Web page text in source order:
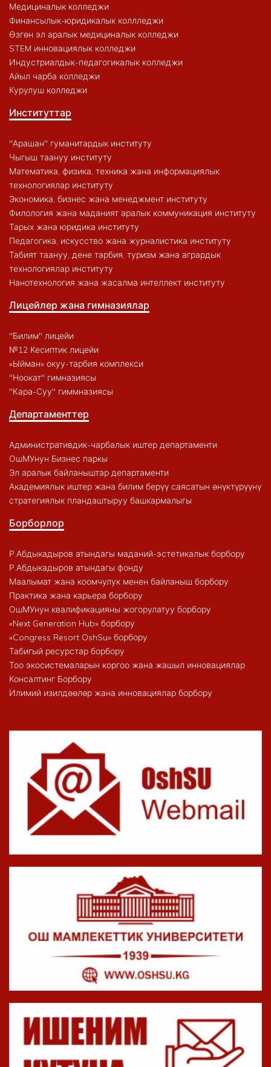
Медициналык колледжи
Финансылык-юридикалык коллледжи
Өзгөн эл аралык медициналык колледжи
STEM инновациялык колледжи
Индустриалдык-педагогикалык колледжи
Айыл чарба колледжи
Курулуш колледжи
Институттар
"Арашан" гуманитардык институту
Чыгыш таануу институту
Математика, физика, техника жана информациялык
технологиялар институту
Экономика, бизнес жана менеджмент институту
Филология жана маданият аралык коммуникация институту
Тарых жана юридика институту
Педагогика, искусство жана журналистика институту
Табият таануу, дене тарбия, туризм жана агрардык
технологиялар институту
Нанотехнология жана жасалма интеллект институту
Лицейлер жана гимназиялар
"Билим" лицейи
№12 Кесиптик лицейи
«Ыйман» окуу-тарбия комплекси
"Ноокат" гимназиясы
"Кара-Суу" гиммназиясы
Департаменттер
Административдик-чарбалык иштер департаменти
ОшМУнун Бизнес паркы
Эл аралык байланыштар департаменти
Академиялык иштер жана билим берүү саясатын өнүктүрүүнү
стратегиялык пландаштыруу башкармалыгы
Борборлор
Р.Абдыкадыров атындагы маданий-эстетикалык борбору
Р.Абдыкадыров атындагы фонду
Маалымат жана коомчулук менен байланыш борбору
Практика жана карьера борбору
ОшМУнун квалификацияны жогорулатуу борбору
«Next Generation Hub» борбору
«Congress Resort OshSu» борбору
Табигый ресурстар борбору
Тоо экосистемаларын коргоо жана жашыл инновациялар
Консалтинг Борбору
Илимий изилдөөлөр жана инновациялар борбору